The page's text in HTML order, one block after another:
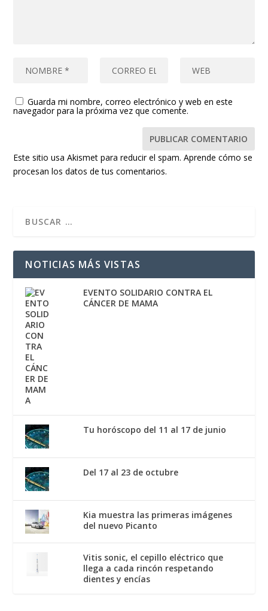
Guarda mi nombre, correo electrónico y web en este
navegador para la próxima vez que comente.
Este sitio usa Akismet para reducir el spam.Aprende cómo se
procesan los datos de tus comentarios.
NOTICIAS MÁS VISTAS
EVENTO SOLIDARIO CONTRA EL
CÁNCER DE MAMA
Tu horóscopo del 11 al 17 de junio
Del 17 al 23 de octubre
Kia muestra las primeras imágenes
del nuevo Picanto
Vitis sonic, el cepillo eléctrico que
llega a cada rincón respetando
dientes y encías